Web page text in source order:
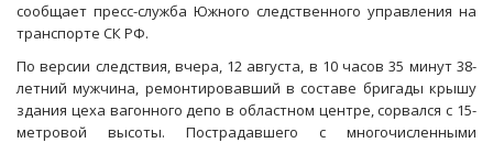
сообщает пресс-служба Южного следственного управления на
транспорте СК РФ.
По версии следствия, вчера, 12 августа, в 10 часов 35 минут 38-
летний мужчина, ремонтировавший в составе бригады крышу
здания цеха вагонного депо в областном центре, сорвался с 15-
метровой высоты. Пострадавшего с многочисленными